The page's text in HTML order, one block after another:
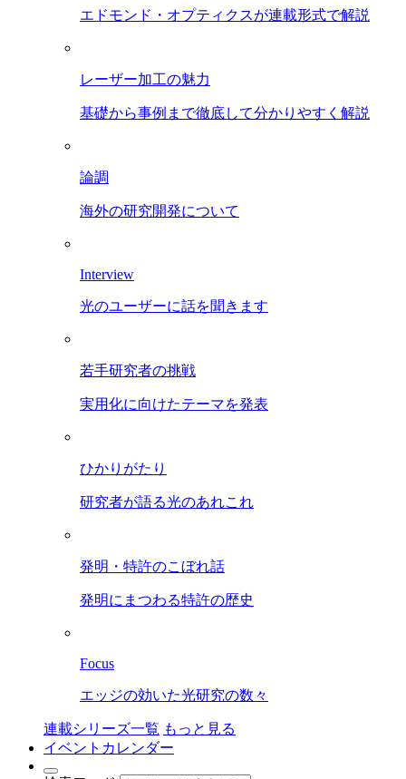
エドモンド・オプティクスが連載形式で解説
レーザー加工の魅力
基礎から事例まで徹底して分かりやすく解説
論調
海外の研究開発について
Interview
光のユーザーに話を聞きます
若手研究者の挑戦
実用化に向けたテーマを発表
ひかりがたり
研究者が語る光のあれこれ
発明・特許のこぼれ話
発明にまつわる特許の歴史
Focus
エッジの効いた光研究の数々
連載シリーズ一覧 もっと見る
イベントカレンダー